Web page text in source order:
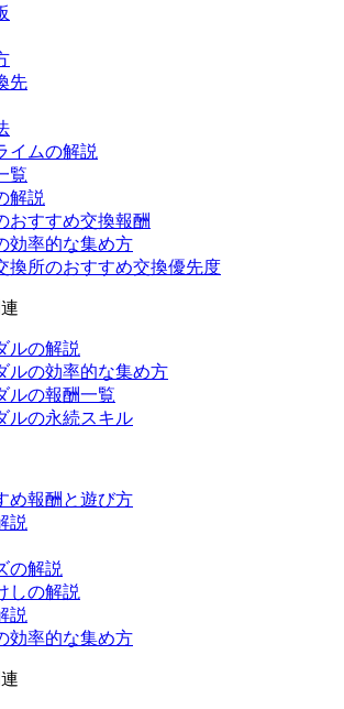
先
イムの解説
覧
解説
おすすめ交換報酬
効率的な集め方
換所のおすすめ交換優先度
ルの解説
ルの効率的な集め方
ルの報酬一覧
ルの永続スキル
め報酬と遊び方
説
の解説
しの解説
説
効率的な集め方